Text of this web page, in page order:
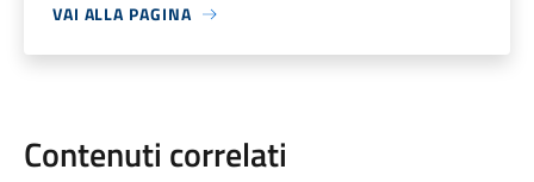
VAI ALLA PAGINA
Contenuti correlati